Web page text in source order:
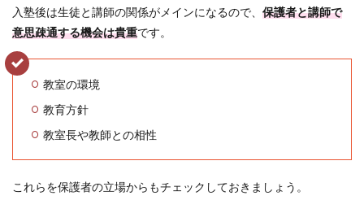
入塾後は生徒と講師の関係がメインになるので、 保護者と講師で
意思疎通する機会は貴重です。
教室の環境
教育方針
教室長や教師との相性
これらを保護者の立場からもチェックしておきましょう。